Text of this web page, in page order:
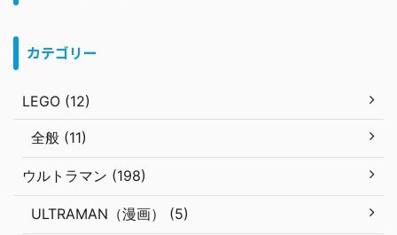
カテゴリー
LEGO (12)
全般 (11)
ウルトラマン (198)
ULTRAMAN（漫画） (5)